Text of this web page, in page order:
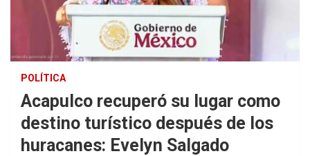
POLÍTICA
Acapulco recuperó su lugar como
destino turístico después de los
huracanes: Evelyn Salgado